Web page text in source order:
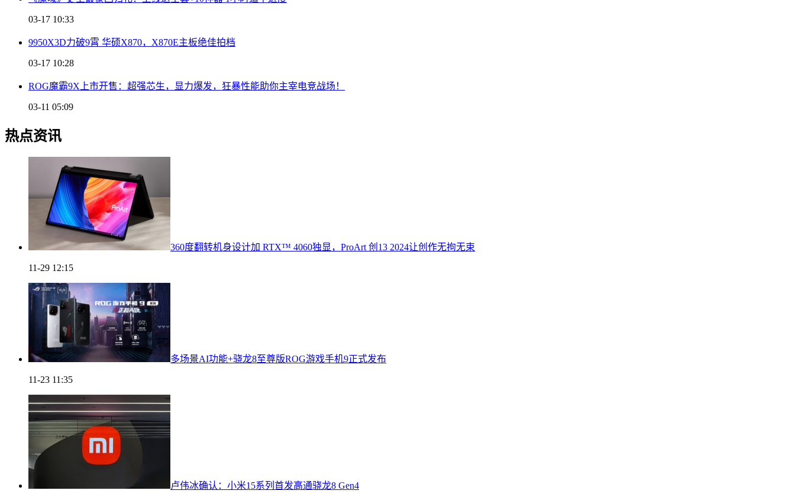
03-17 10:33
9950X3D力破9霄 华硕X870，X870E主板绝佳拍档
03-17 10:28
ROG魔霸9X上市开售：超强芯生，显力爆发，狂暴性能助你主宰电竞战场！
03-11 05:09
热点资讯
360度翻转机身设计加 RTX™ 4060独显，ProArt 创13 2024让创作无拘无束
11-29 12:15
多场景AI功能+骁龙8至尊版ROG游戏手机9正式发布
11-23 11:35
卢伟冰确认：小米15系列首发高通骁龙8 Gen4